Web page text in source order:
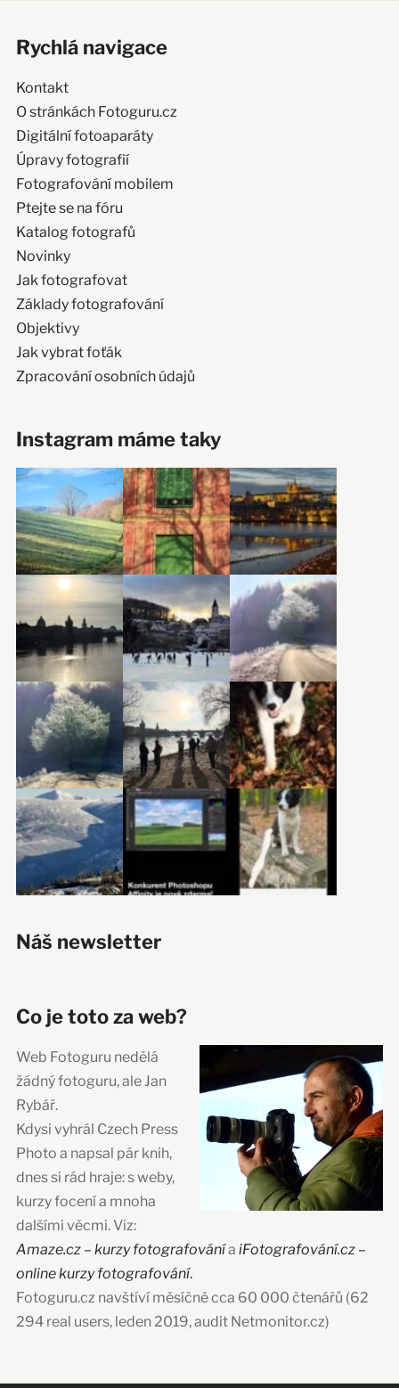
Rychlá navigace
Kontakt
O stránkách Fotoguru.cz
Digitální fotoaparáty
Úpravy fotografií
Fotografování mobilem
Ptejte se na fóru
Katalog fotografů
Novinky
Jak fotografovat
Základy fotografování
Objektivy
Jak vybrat foťák
Zpracování osobních údajů
Instagram máme taky
Náš newsletter
Co je toto za web?
Web Fotoguru nedělá
žádný fotoguru, ale Jan
Rybář.
Kdysi vyhrál Czech Press
Photo a napsal pár knih,
dnes si rád hraje: s weby,
kurzy focení a mnoha
dalšími věcmi. Viz:
Amaze.cz – kurzy fotografovánía iFotografování.cz –
online kurzy fotografování.
Fotoguru.cz navštíví měsíčně cca 60 000 čtenářů (62
294 real users, leden 2019, audit Netmonitor.cz)